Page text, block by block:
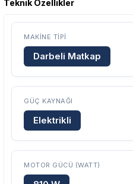
Tüm ürünlerimiz üretici firma
servisi
Neden Güvenli?
Üretici Garantisi
Yaygın Servis Ağı
Size en yakın noktayı
Teknik Özellikler
MAKINE TIPI
Darbeli Matkap
GÜÇ KAYNAĞI
Elektrikli
MOTOR GÜCÜ (WATT)